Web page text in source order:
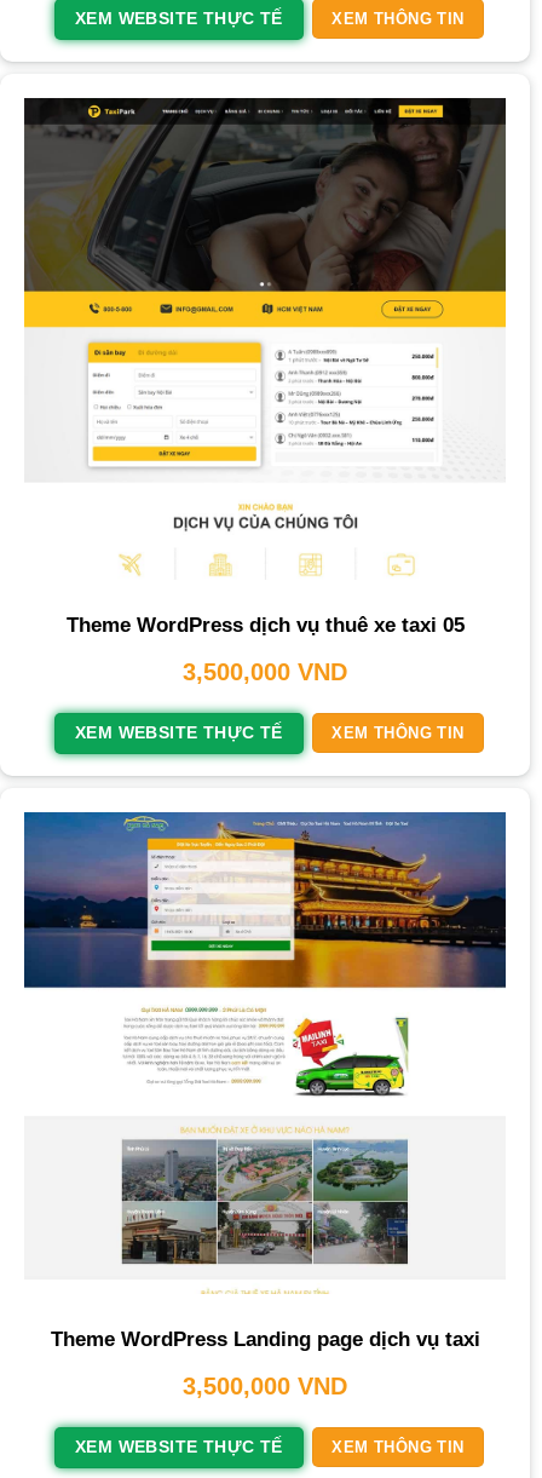
XEM WEBSITE THỰC TẾ XEM THÔNG TIN
Theme WordPress dịch vụ thuê xe taxi 05
3,500,000 VND
XEM WEBSITE THỰC TẾ XEM THÔNG TIN
Theme WordPress Landing page dịch vụ taxi
3,500,000 VND
XEM WEBSITE THỰC TẾ XEM THÔNG TIN